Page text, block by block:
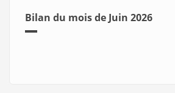
Bilan du mois de Juin 2026